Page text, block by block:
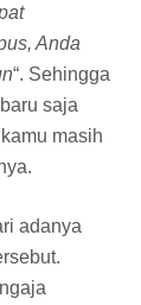
Anda
“. Sehingga
saja
masih
adanya